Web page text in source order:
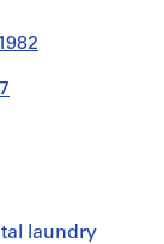
laundry